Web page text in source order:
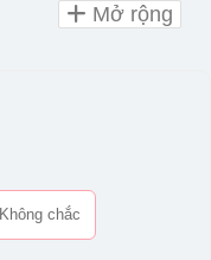
Không chắc
Mở rộng